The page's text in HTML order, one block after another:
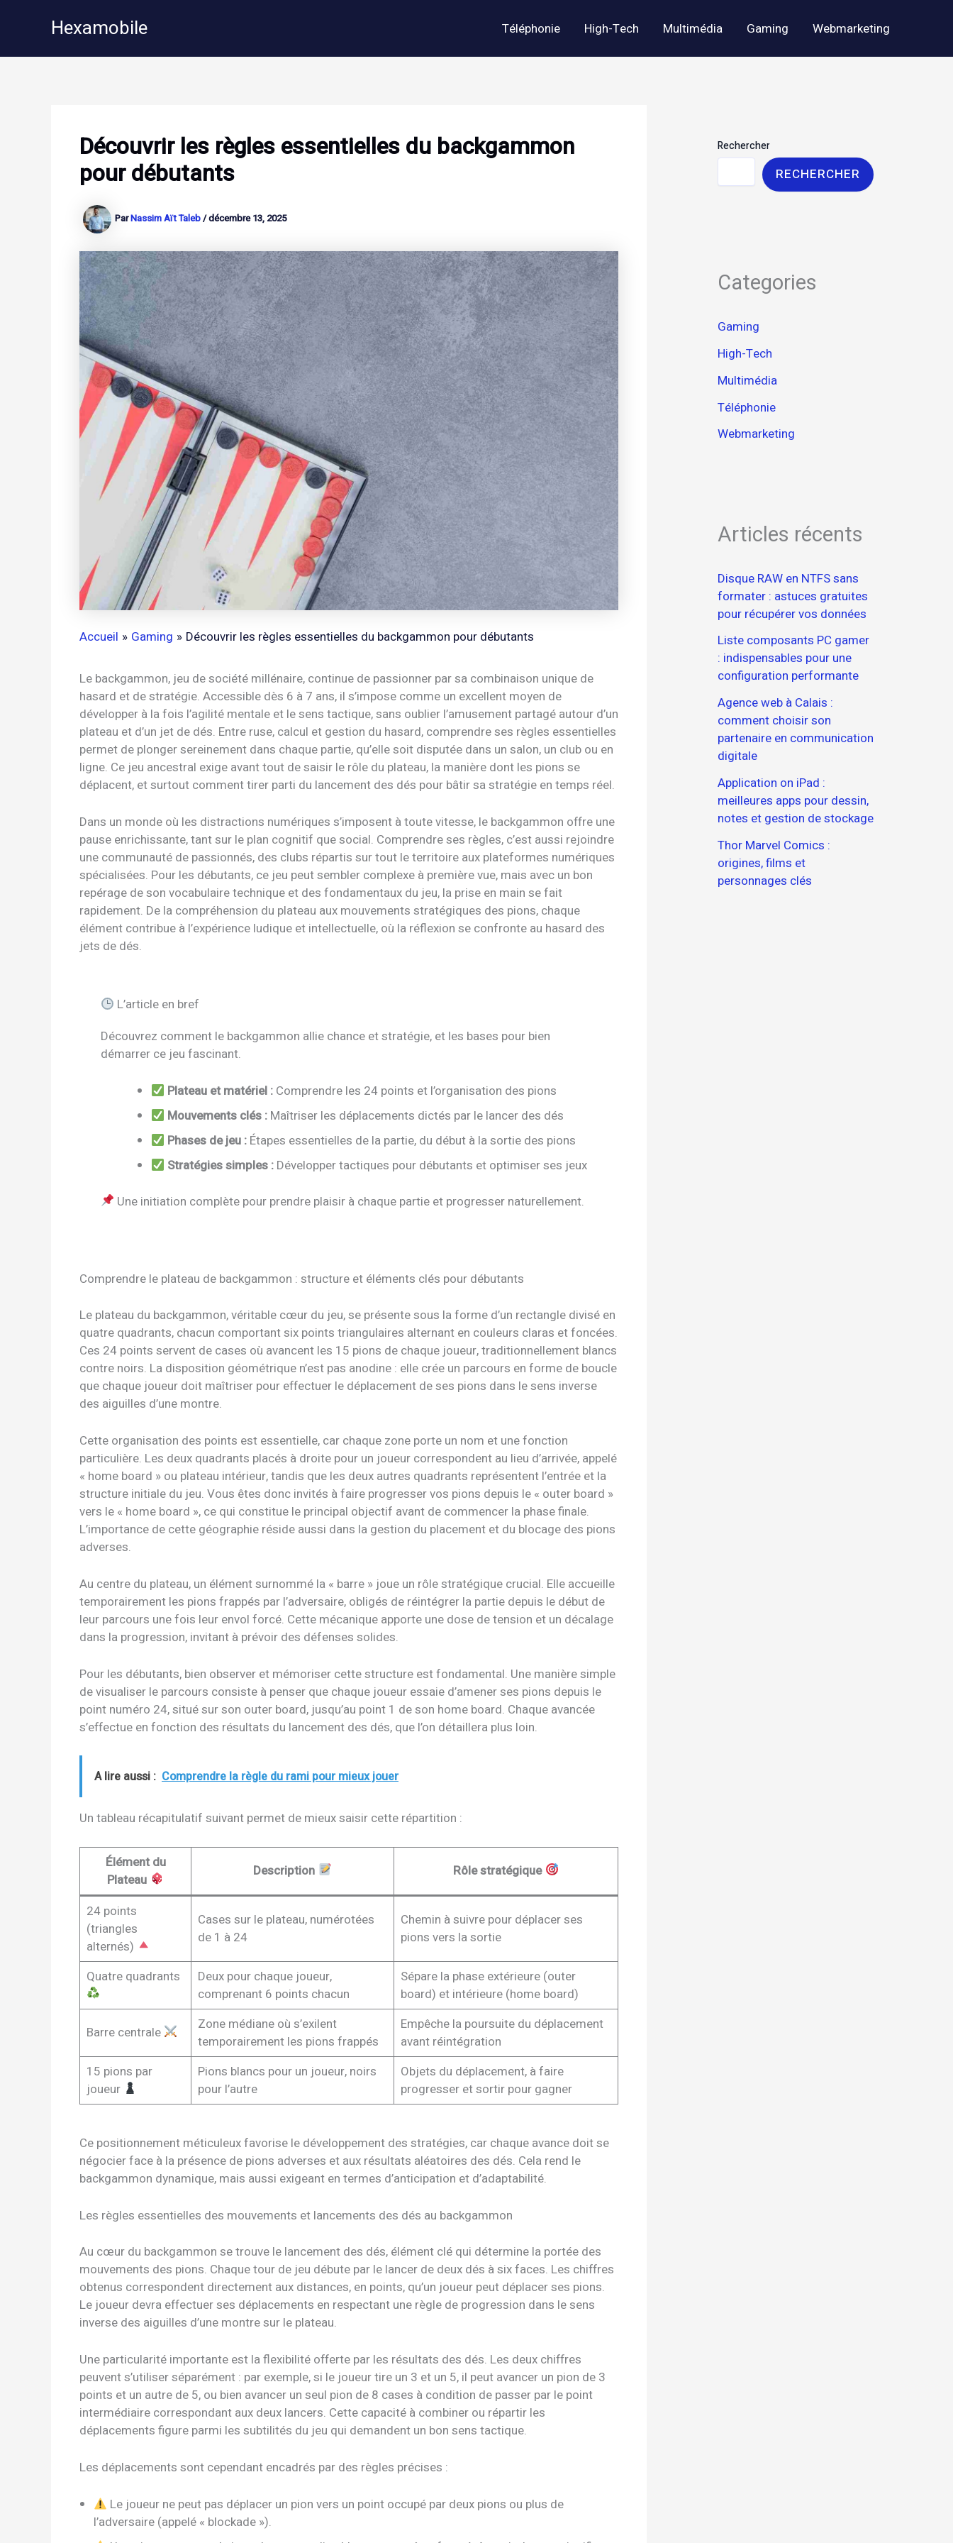
Hexamobile Téléphonie High-Tech Multimédia Gaming Webmarketing
Découvrir les règles essentielles du backgammon
pour débutants
ParNassim Aït Taleb/décembre 13, 2025
Accueil Gaming Découvrir les règles essentielles du backgammon pour débutants
Le backgammon, jeu de société millénaire, continue de passionner par sa combinaison unique de
hasard et de stratégie. Accessible dès 6 à 7 ans, il s’impose comme un excellent moyen de
développer à la fois l’agilité mentale et le sens tactique, sans oublier l’amusement partagé autour d’un
plateau et d’un jet de dés. Entre ruse, calcul et gestion du hasard, comprendre ses règles essentielles
permet de plonger sereinement dans chaque partie, qu’elle soit disputée dans un salon, un club ou en
ligne. Ce jeu ancestral exige avant tout de saisir le rôle du plateau, la manière dont les pions se
déplacent, et surtout comment tirer parti du lancement des dés pour bâtir sa stratégie en temps réel.
Dans un monde où les distractions numériques s’imposent à toute vitesse, le backgammon offre une
pause enrichissante, tant sur le plan cognitif que social. Comprendre ses règles, c’est aussi rejoindre
une communauté de passionnés, des clubs répartis sur tout le territoire aux plateformes numériques
spécialisées. Pour les débutants, ce jeu peut sembler complexe à première vue, mais avec un bon
repérage de son vocabulaire technique et des fondamentaux du jeu, la prise en main se fait
rapidement. De la compréhension du plateau aux mouvements stratégiques des pions, chaque
élément contribue à l’expérience ludique et intellectuelle, où la réflexion se confronte au hasard des
jets de dés.
L’article en bref
Découvrez comment le backgammon allie chance et stratégie, et les bases pour bien
démarrer ce jeu fascinant.
Plateau et matériel : Comprendre les 24 points et l’organisation des pions
Mouvements clés : Maîtriser les déplacements dictés par le lancer des dés
Phases de jeu : Étapes essentielles de la partie, du début à la sortie des pions
Stratégies simples : Développer tactiques pour débutants et optimiser ses jeux
Une initiation complète pour prendre plaisir à chaque partie et progresser naturellement.
Comprendre le plateau de backgammon : structure et éléments clés pour débutants
Le plateau du backgammon, véritable cœur du jeu, se présente sous la forme d’un rectangle divisé en
quatre quadrants, chacun comportant six points triangulaires alternant en couleurs claras et foncées.
Ces 24 points servent de cases où avancent les 15 pions de chaque joueur, traditionnellement blancs
contre noirs. La disposition géométrique n’est pas anodine : elle crée un parcours en forme de boucle
que chaque joueur doit maîtriser pour effectuer le déplacement de ses pions dans le sens inverse
des aiguilles d’une montre.
Cette organisation des points est essentielle, car chaque zone porte un nom et une fonction
particulière. Les deux quadrants placés à droite pour un joueur correspondent au lieu d’arrivée, appelé
« home board » ou plateau intérieur, tandis que les deux autres quadrants représentent l’entrée et la
structure initiale du jeu. Vous êtes donc invités à faire progresser vos pions depuis le « outer board »
vers le « home board », ce qui constitue le principal objectif avant de commencer la phase finale.
L’importance de cette géographie réside aussi dans la gestion du placement et du blocage des pions
adverses.
Au centre du plateau, un élément surnommé la « barre » joue un rôle stratégique crucial. Elle accueille
temporairement les pions frappés par l’adversaire, obligés de réintégrer la partie depuis le début de
leur parcours une fois leur envol forcé. Cette mécanique apporte une dose de tension et un décalage
dans la progression, invitant à prévoir des défenses solides.
Pour les débutants, bien observer et mémoriser cette structure est fondamental. Une manière simple
de visualiser le parcours consiste à penser que chaque joueur essaie d’amener ses pions depuis le
point numéro 24, situé sur son outer board, jusqu’au point 1 de son home board. Chaque avancée
s’effectue en fonction des résultats du lancement des dés, que l’on détaillera plus loin.
A lire aussi : Comprendre la règle du rami pour mieux jouer
Un tableau récapitulatif suivant permet de mieux saisir cette répartition :
Élément du
Plateau
Description Rôle stratégique
24 points
(triangles
alternés)
Cases sur le plateau, numérotées
de 1 à 24
Chemin à suivre pour déplacer ses
pions vers la sortie
Quatre quadrants
Deux pour chaque joueur,
comprenant 6 points chacun
Sépare la phase extérieure (outer
board) et intérieure (home board)
Barre centrale
Zone médiane où s’exilent
temporairement les pions frappés
Empêche la poursuite du déplacement
avant réintégration
15 pions par
joueur
Pions blancs pour un joueur, noirs
pour l’autre
Objets du déplacement, à faire
progresser et sortir pour gagner
Ce positionnement méticuleux favorise le développement des stratégies, car chaque avance doit se
négocier face à la présence de pions adverses et aux résultats aléatoires des dés. Cela rend le
backgammon dynamique, mais aussi exigeant en termes d’anticipation et d’adaptabilité.
Les règles essentielles des mouvements et lancements des dés au backgammon
Au cœur du backgammon se trouve le lancement des dés, élément clé qui détermine la portée des
mouvements des pions. Chaque tour de jeu débute par le lancer de deux dés à six faces. Les chiffres
obtenus correspondent directement aux distances, en points, qu’un joueur peut déplacer ses pions.
Le joueur devra effectuer ses déplacements en respectant une règle de progression dans le sens
inverse des aiguilles d’une montre sur le plateau.
Une particularité importante est la flexibilité offerte par les résultats des dés. Les deux chiffres
peuvent s’utiliser séparément : par exemple, si le joueur tire un 3 et un 5, il peut avancer un pion de 3
points et un autre de 5, ou bien avancer un seul pion de 8 cases à condition de passer par le point
intermédiaire correspondant aux deux lancers. Cette capacité à combiner ou répartir les
déplacements figure parmi les subtilités du jeu qui demandent un bon sens tactique.
Les déplacements sont cependant encadrés par des règles précises :
Le joueur ne peut pas déplacer un pion vers un point occupé par deux pions ou plus de
l’adversaire (appelé « blockade »).
Rechercher
RECHERCHER
Categories
Gaming
High-Tech
Multimédia
Téléphonie
Webmarketing
Articles récents
Disque RAW en NTFS sans
formater : astuces gratuites
pour récupérer vos données
Liste composants PC gamer
: indispensables pour une
configuration performante
Agence web à Calais :
comment choisir son
partenaire en communication
digitale
Application on iPad :
meilleures apps pour dessin,
notes et gestion de stockage
Thor Marvel Comics :
origines, films et
personnages clés